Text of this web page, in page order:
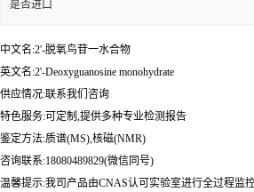
是否进口
中文名:2'-脱氧鸟苷一水合物
英文名:2'-Deoxyguanosine monohydrate
供应情况:联系我们咨询
特色服务:可定制,提供多种专业检测报告
鉴定方法:质谱(MS),核磁(NMR)
咨询联系:18080489829(微信同号)
温馨提示:我司产品由CNAS认可实验室进行全过程监